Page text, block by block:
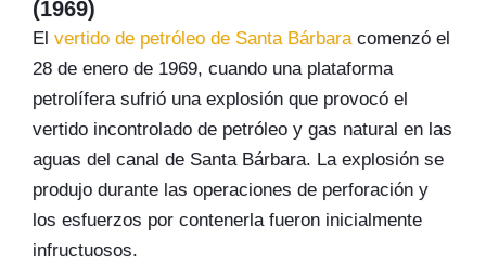
(1969)
El vertido de petróleo de Santa Bárbaracomenzó el
28 de enero de 1969, cuando una plataforma
petrolífera sufrió una explosión que provocó el
vertido incontrolado de petróleo y gas natural en las
aguas del canal de Santa Bárbara. La explosión se
produjo durante las operaciones de perforación y
los esfuerzos por contenerla fueron inicialmente
infructuosos.